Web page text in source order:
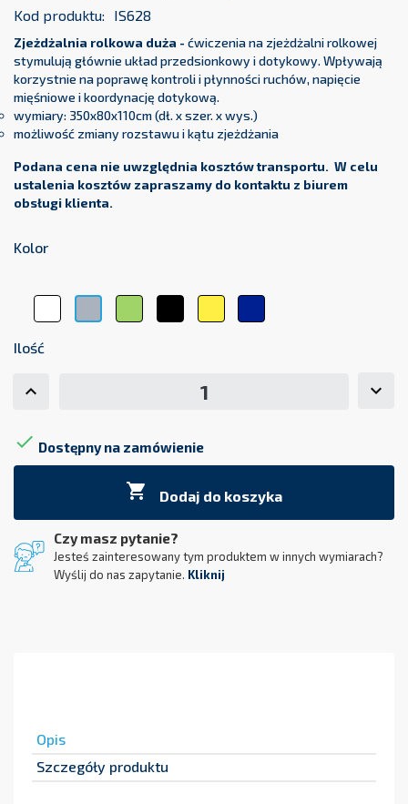
Kod produktu:
IS628
Zjeżdżalnia rolkowa duża - ćwiczenia na zjeżdżalni rolkowej
stymulują głównie układ przedsionkowy i dotykowy. Wpływają
korzystnie na poprawę kontroli i płynności ruchów, napięcie
mięśniowe i koordynację dotykową.
wymiary: 350x80x110cm (dł. x szer. x wys.)
możliwość zmiany rozstawu i kątu zjeżdżania
Podana cena nie uwzględnia kosztów transportu. W celu
ustalenia kosztów zapraszamy do kontaktu z biurem
obsługi klienta.
Kolor
Biały Zielony Czarny Żółty Granatowy
Ilość
 Dostępny na zamówienie
 Dodaj do koszyka
Czy masz pytanie?
Jesteś zainteresowany tym produktem w innych wymiarach?
Wyślij do nas zapytanie. Kliknij
Opis
Szczegóły produktu